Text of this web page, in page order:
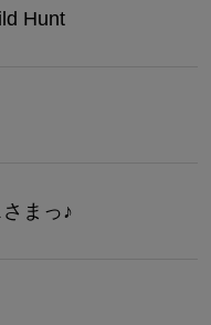
Hunt
まっ♪